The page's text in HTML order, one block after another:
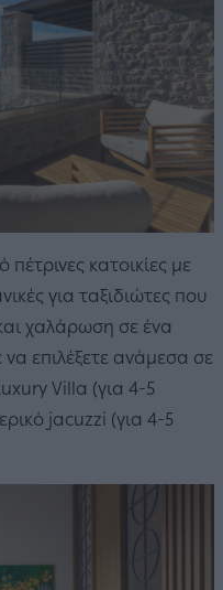
κατοικίες με
για ταξιδιώτες που
χαλάρωση σε ένα
επιλέξετε ανάμεσα σε
Villa (για 4-5
jacuzzi (για 4-5